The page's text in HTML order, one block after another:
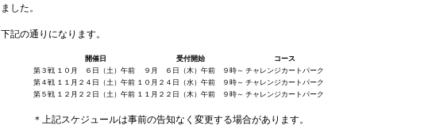
ました。
下記の通りになります。
開催日 受付開始
コース
第３戦 １０月 ６日（土）午前 ９月 ６日（木）午前 ９時～ チャレンジカートパーク
第４戦 １１月２４日（土）午前 １０月２４日（水）午前 ９時～ チャレンジカートパーク
第５戦 １２月２２日（土）午前 １１月２２日（木）午前 ９時～ チャレンジカートパーク
＊上記スケジュールは事前の告知なく変更する場合があります。